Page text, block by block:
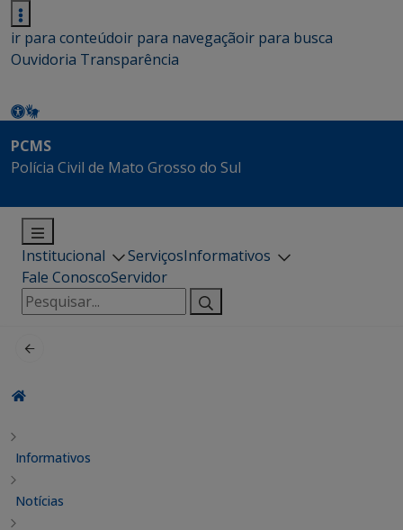
ir para conteúdoir para navegaçãoir para busca
Ouvidoria Transparência
PCMS
Polícia Civil de Mato Grosso do Sul
Institucional ServiçosInformativos
Fale ConoscoServidor
Pesquisar
por:
Informativos
Notícias